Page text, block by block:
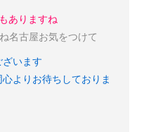
ありますね
名古屋お気をつけて
います
よりお待ちしておりま